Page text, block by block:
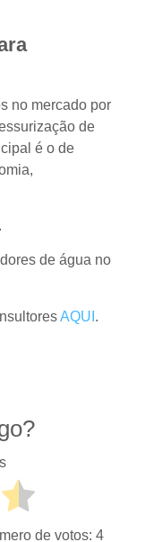
no mercado por
de
é o de
.
de água no
AQUI .
de votos: 4